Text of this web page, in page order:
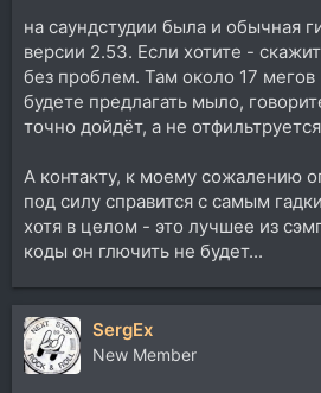
на саундстудии была и обычная
версии 2.53. Если хотите -
без проблем. Там около 17
будете предлагать мыло,
точно дойдёт, а не
А контакту, к моему сожалению
под силу справится с самым
хотя в целом - это лучшее из
коды он глючить не будет...
SergEx
New Member